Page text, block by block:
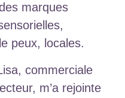
marques
peux, locales.
commerciale
m’a rejointe